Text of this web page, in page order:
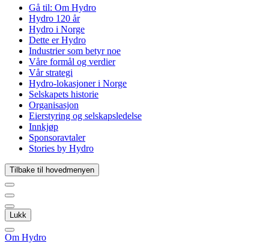
Gå til: Om Hydro
Hydro 120 år
Hydro i Norge
Dette er Hydro
Industrier som betyr noe
Våre formål og verdier
Vår strategi
Hydro-lokasjoner i Norge
Selskapets historie
Organisasjon
Eierstyring og selskapsledelse
Innkjøp
Sponsoravtaler
Stories by Hydro
Tilbake til hovedmenyen
Lukk
Om Hydro